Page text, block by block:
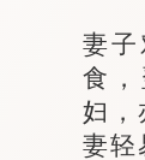
据
妻
食
妇，
妻轻